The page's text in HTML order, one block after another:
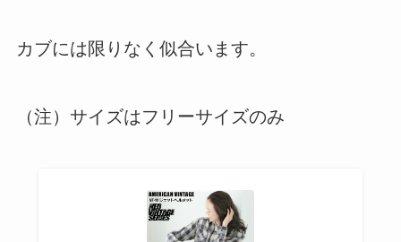
カブには限りなく似合います。
（注）サイズはフリーサイズのみ